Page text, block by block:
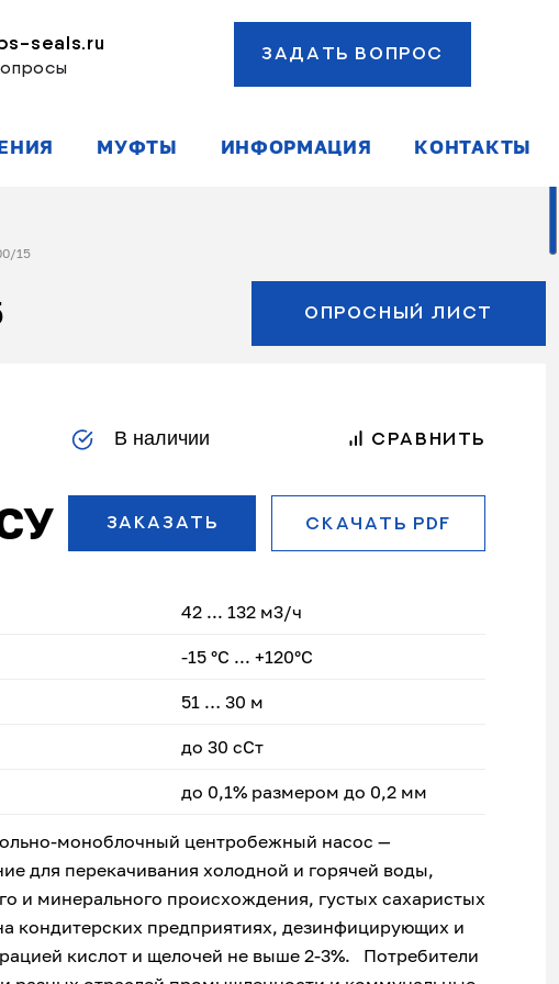
seals.ru ЗАДАТЬ ВОПРОС
МУФТЫ ИНФОРМАЦИЯ КОНТАКТЫ
15
ОПРОСНЫЙ ЛИСТ
В наличии СРАВНИТЬ
ЗАКАЗАТЬ СКАЧАТЬ PDF
42 ... 132 м3/ч
-15 °С ... +120°С
51 … 30 м
до 30 сСт
до 0,1% размером до 0,2 мм
моноблочный центробежный насос —
для перекачивания холодной и горячей воды,
и минерального происхождения, густых сахаристых
кондитерских предприятиях, дезинфицирующих и
кислот и щелочей не выше 2-3%. Потребители